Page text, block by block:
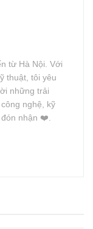
từ Hà Nội. Với
thuật, tôi yêu
những trải
nghệ, kỹ
đón nhận ❤️.